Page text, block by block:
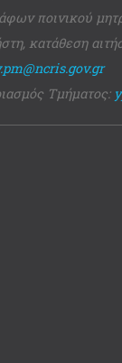
ποινικού
κατάθεση
Τμήματος: